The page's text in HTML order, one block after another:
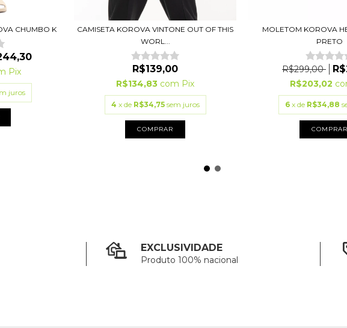
CHUMBO K
Pix
juros
CAMISETA KOROVA VINTONE OUT OF THIS
WORL...
R$139,00
R$134,83 com Pix
4 x de R$34,75 sem juros
COMPRAR
MOLETOM KOROVA
PRETO
R$299,00
R$203,02
6 x de R$34,88
COMPRAR
EXCLUSIVIDADE
Produto 100% nacional